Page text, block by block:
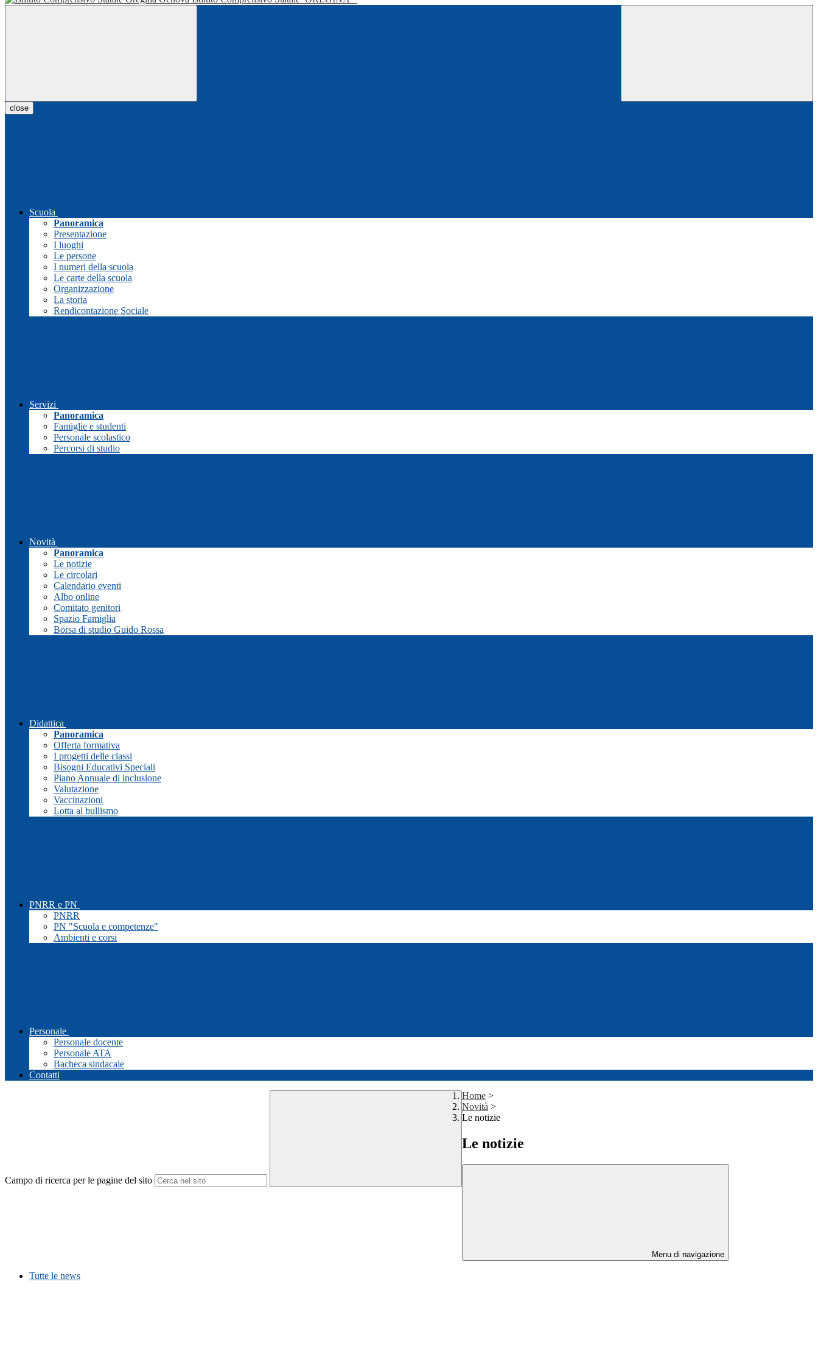
close
Scuola
Panoramica
Presentazione
I luoghi
Le persone
I numeri della scuola
Le carte della scuola
Organizzazione
La storia
Rendicontazione Sociale
Servizi
Panoramica
Famiglie e studenti
Personale scolastico
Percorsi di studio
Novità
Panoramica
Le notizie
Le circolari
Calendario eventi
Albo online
Comitato genitori
Spazio Famiglia
Borsa di studio Guido Rossa
Didattica
Panoramica
Offerta formativa
I progetti delle classi
Bisogni Educativi Speciali
Piano Annuale di inclusione
Valutazione
Vaccinazioni
Lotta al bullismo
PNRR e PN
PNRR
PN "Scuola e competenze"
Ambienti e corsi
Personale
Personale docente
Personale ATA
Bacheca sindacale
Contatti
Campo di ricerca per le pagine del sito
Home >
Novità >
Le notizie
Le notizie
Menu di navigazione
Tutte le news